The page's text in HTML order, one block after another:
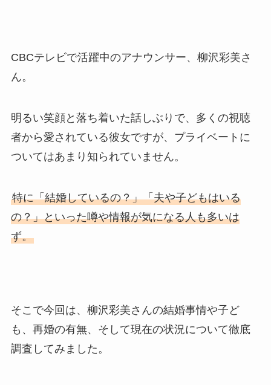
CBCテレビで活躍中のアナウンサー、柳沢彩美さ
ん。
明るい笑顔と落ち着いた話しぶりで、多くの視聴
者から愛されている彼女ですが、プライベートに
ついてはあまり知られていません。
特に「結婚しているの？」「夫や子どもはいる
の？」といった噂や情報が気になる人も多いは
ず。
そこで今回は、柳沢彩美さんの結婚事情や子ど
も、再婚の有無、そして現在の状況について徹底
調査してみました。